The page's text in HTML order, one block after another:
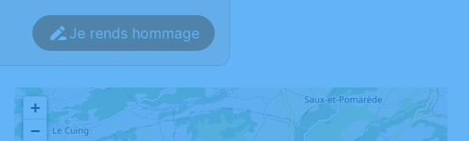
Je rends hommage
+
−